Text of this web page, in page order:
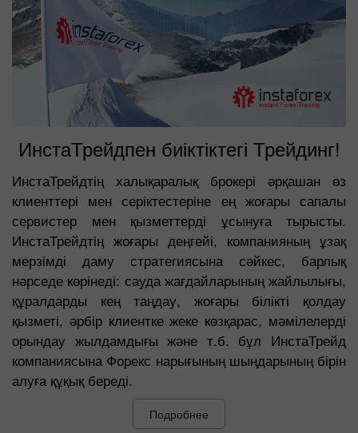
ИнстаТрейдпен биіктіктегі Трейдинг!
ИнстаТрейдтің халықаралық брокері әрқашан өз
клиенттері мен серіктестеріне ең жоғары сапалы
сервистер мен қызметтерді ұсынуға тырысты.
ИнстаТрейдтің жоғары деңгейі, компанияның ұзақ
мерзімді даму стратегиясына сәйкес, барлық
нәрседе көрінеді: сауда жағдайларының жайлылығы,
құралдарды кең таңдау, жоғары білікті қолдау
қызметі, әрбір клиентке жеке көзқарас, мәмілелерді
орындау жылдамдығы және т.б. бұл ИнстаТрейд
компаниясына Форекс нарығының шыңдарының бірін
алуға құқық береді.
Подробнее